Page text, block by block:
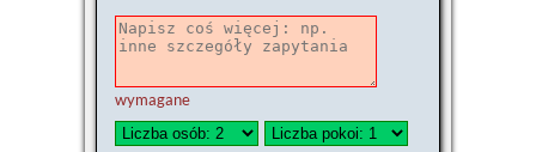
wymagane